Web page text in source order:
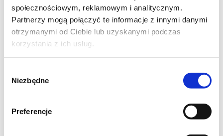
społecznościowym, reklamowym i analitycznym.
Partnerzy mogą połączyć te informacje z innymi danymi
otrzymanymi od Ciebie lub uzyskanymi podczas
korzystania z ich usług.
zgody
Niezbędne
Preferencje